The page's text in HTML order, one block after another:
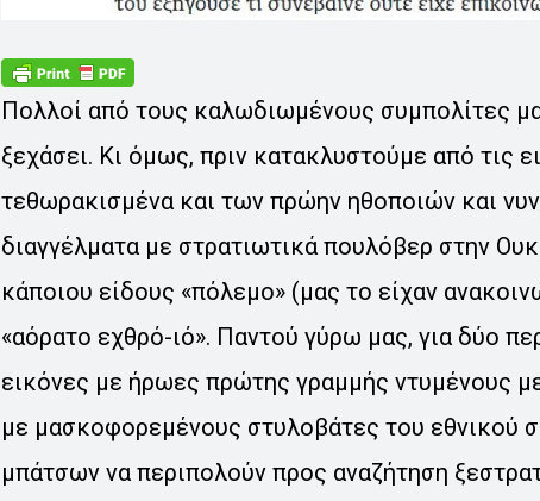
Πολλοί από τους καλωδιωμένους συμπολίτες
ξεχάσει. Κι όμως, πριν κατακλυστούμε από τις
τεθωρακισμένα και των πρώην ηθοποιών και
διαγγέλματα με στρατιωτικά πουλόβερ στην
κάποιου είδους «πόλεμο» (μας το είχαν
«αόρατο εχθρό-ιό». Παντού γύρω μας, για δύο
εικόνες με ήρωες πρώτης γραμμής ντυμένους
με μασκοφορεμένους στυλοβάτες του εθνικού
μπάτσων να περιπολούν προς αναζήτηση